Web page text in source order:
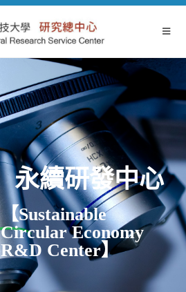
永續研發中心
【Sustainable
Circular Economy
R&D Center】